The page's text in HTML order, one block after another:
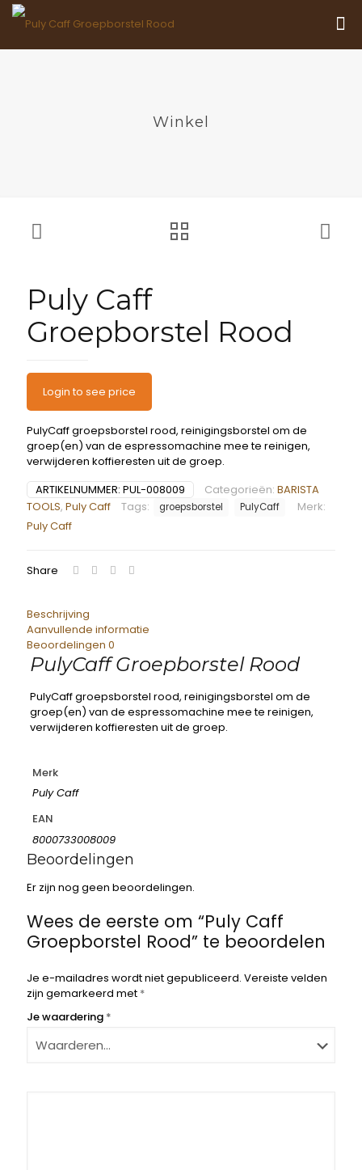
Winkel
Puly Caff
Groepborstel Rood
Login to see price
PulyCaff groepsborstel rood, reinigingsborstel om de
groep(en) van de espressomachine mee te reinigen,
verwijderen koffieresten uit de groep.
ARTIKELNUMMER: PUL-008009 Categorieën: BARISTA
TOOLS, Puly Caff Tags: groepsborstel PulyCaff
Merk:
Puly Caff
Share
Beschrijving
Aanvullende informatie
Beoordelingen 0
PulyCaff Groepborstel Rood
PulyCaff groepsborstel rood, reinigingsborstel om de
groep(en) van de espressomachine mee te reinigen,
verwijderen koffieresten uit de groep.
Merk
Puly Caff
EAN
8000733008009
Beoordelingen
Er zijn nog geen beoordelingen.
Wees de eerste om “Puly Caff
Groepborstel Rood” te beoordelen
Je e-mailadres wordt niet gepubliceerd. Vereiste velden
zijn gemarkeerd met *
Je waardering *